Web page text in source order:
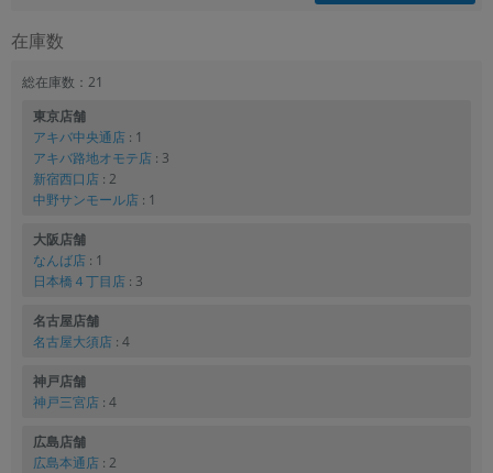
在庫数
総在庫数：21
東京店舗
アキバ中央通店 : 1
アキバ路地オモテ店 : 3
新宿西口店 : 2
中野サンモール店 : 1
大阪店舗
なんば店 : 1
日本橋４丁目店 : 3
名古屋店舗
名古屋大須店 : 4
神戸店舗
神戸三宮店 : 4
広島店舗
広島本通店 : 2